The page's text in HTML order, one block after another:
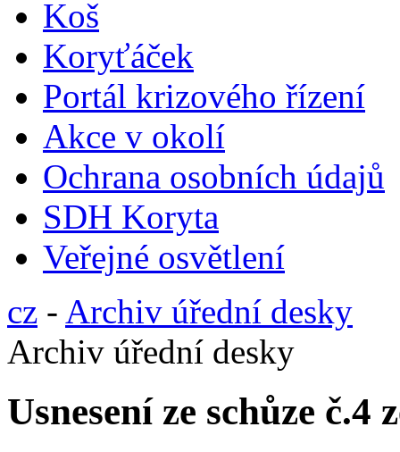
Koš
Koryťáček
Portál krizového řízení
Akce v okolí
Ochrana osobních údajů
SDH Koryta
Veřejné osvětlení
cz - Archiv úřední desky
Archiv úřední desky
Usnesení ze schůze č.4